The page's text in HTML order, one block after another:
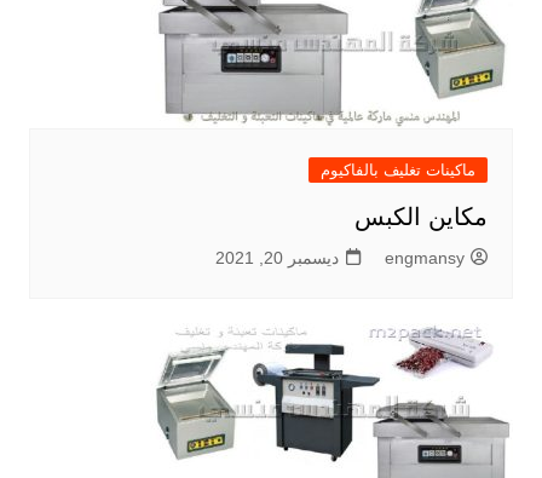
ماكينات تغليف بالفاكيوم
مكاين الكبس
engmansy ديسمبر 20, 2021